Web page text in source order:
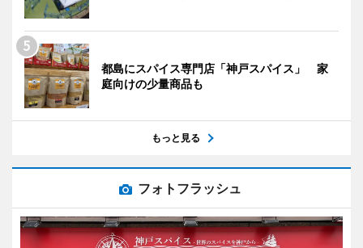
都島にスパイス専門店「神戸スパイス」 家
庭向けの少量商品も
もっと見る
フォトフラッシュ